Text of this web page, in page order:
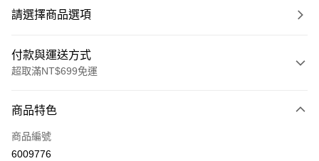
請選擇商品選項
付款與運送方式
超取滿NT$699免運
信用卡一次付款
超商取貨付款
商品特色
商品編號
6009776